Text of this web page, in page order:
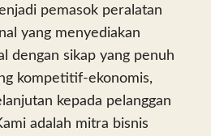
pemasok peralatan
yang menyediakan
dengan sikap yang penuh
kompetitif-ekonomis,
kepada pelanggan
adalah mitra bisnis